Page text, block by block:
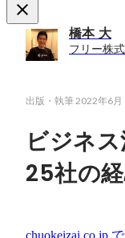
橋本 大
フリー株
出版・執筆2022年6月
ビジネ
25社の